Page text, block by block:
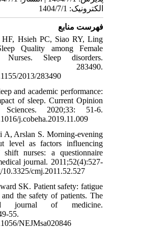
الکترونیک: 1404/7/1
فهرست منابع
HF, Hsieh PC, Siao RY, Ling
Quality among Female
Nurses. Sleep disorders.
283490.
2013/283490
and academic performance:
of sleep. Current Opinion
Sciences. 2020;33: 51-6.
j.cobeha.2019.11.009
A, Arslan S. Morning-evening
level as factors influencing
shift nurses: a questionnaire
journal. 2011;52(4):527-
10.3325/cmj.2011.52.527
SK. Patient safety: fatigue
and the safety of patients. The
journal of medicine.
55.
NEJMsa020846